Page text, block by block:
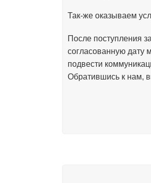
Так-же оказываем
После поступления
согласованную дату
подвести
Обратившись к нам,